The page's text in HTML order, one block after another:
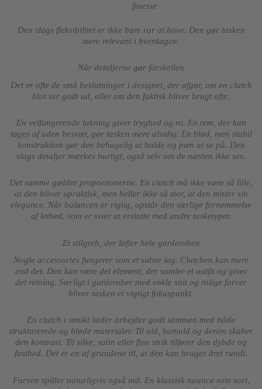
finesse
Den slags fleksibilitet er ikke bare rar at have. Den gør tasken
mere relevant i hverdagen.
Når detaljerne gør forskellen
Det er ofte de små beslutninger i designet, der afgør, om en clutch
blot ser godt ud, eller om den faktisk bliver brugt ofte.
En velfungerende lukning giver tryghed og ro. En rem, der kan
tages af uden besvær, gør tasken mere alsidig. En blød, men stabil
konstruktion gør den behagelig at holde og pæn at se på. Den
slags detaljer mærkes hurtigt, også selv om de næsten ikke ses.
Det samme gælder proportionerne. En clutch må ikke være så lille,
at den bliver upraktisk, men heller ikke så stor, at den mister sin
elegance. Når balancen er rigtig, opstår den særlige fornemmelse
af lethed, som er svær at erstatte med andre tasketyper.
Et stilgreb, der løfter hele garderoben
Nogle accessories fungerer som et sidste lag. Clutchen kan mere
end det. Den kan være det element, der samler et outfit og giver
det retning. Særligt i garderober med enkle snit og rolige farver
bliver tasken et vigtigt fokuspunkt.
En clutch i smukt læder arbejder godt sammen med både
strukturerede og bløde materialer. Til uld, bomuld og denim skaber
den kontrast. Til silke, satin eller fine strik tilfører den dybde og
fasthed. Det er en af grundene til, at den kan bruges året rundt.
Farven spiller naturligvis også ind. En klassisk nuance som sort,